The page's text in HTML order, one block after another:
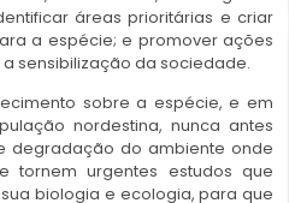
áreas prioritárias e criar
a espécie; e promover ações
sensibilização da sociedade.
sobre a espécie, e em
nordestina, nunca antes
degradação do ambiente onde
urgentes estudos que
biologia e ecologia, para que